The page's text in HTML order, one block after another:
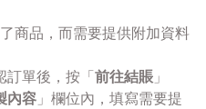
商品，而需要提供附加資料
訂單後，按「前往結賬 」
內容 」欄位內，填寫需要提